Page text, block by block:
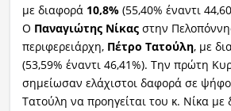
με διαφορά 10,8%(55,40% έναντι
Ο Παναγιώτης Νίκαςστην
περιφερειάρχη,Πέτρο Τατούλη, με
(53,59% έναντι 46,41%). Την πρώτη
σημείωσαν ελάχιστοι δαφορά σε
Τατούλη να προηγείται του κ. Νίκα με